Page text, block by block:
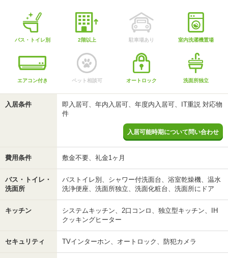
バス・トイレ別 2階以上 駐車場あり 室内洗濯機置場
エアコン付き ペット相談可 オートロック 洗面所独立
入居条件
即入居可、年内入居可、年度内入居可、IT重説 対応物
件
入居可能時期について問い合わせ
費用条件 敷金不要、礼金1ヶ月
バス・トイレ・
洗面所
バストイレ別、シャワー付洗面台、浴室乾燥機、温水
洗浄便座、洗面所独立、洗面化粧台、洗面所にドア
キッチン
システムキッチン、2口コンロ、独立型キッチン、IH
クッキングヒーター
セキュリティ TVインターホン、オートロック、防犯カメラ